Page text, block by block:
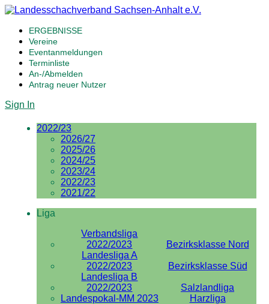
ERGEBNISSE
Vereine
Eventanmeldungen
Terminliste
An-/Abmelden
Antrag neuer Nutzer
Sign In
2022/23
2026/27
2025/26
2024/25
2023/24
2022/23
2021/22
Liga
Verbandsliga
2022/2023
Bezirksklasse Nord
Landesliga A
2022/2023
Bezirksklasse Süd
Landesliga B
2022/2023
Salzlandliga
Landespokal-MM 2023
Harzliga